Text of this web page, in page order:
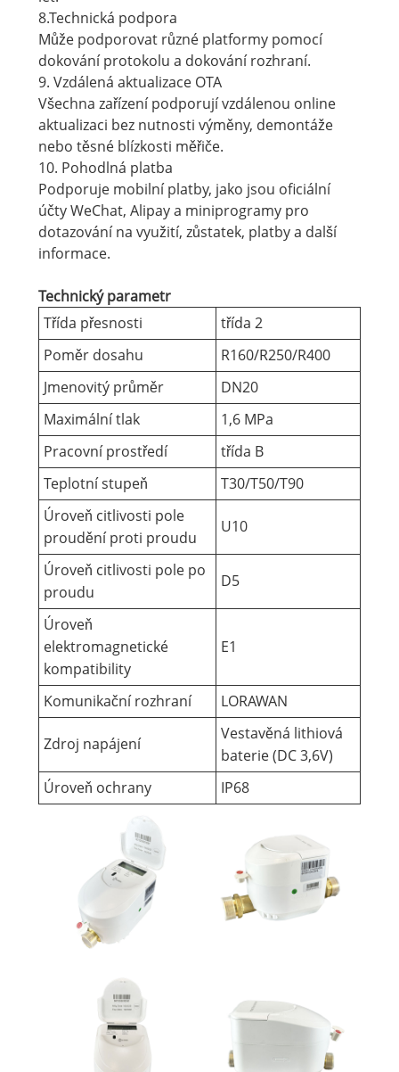
8.Technická podpora
Může podporovat různé platformy pomocí
dokování protokolu a dokování rozhraní.
9. Vzdálená aktualizace OTA
Všechna zařízení podporují vzdálenou online
aktualizaci bez nutnosti výměny, demontáže
nebo těsné blízkosti měřiče.
10. Pohodlná platba
Podporuje mobilní platby, jako jsou oficiální
účty WeChat, Alipay a miniprogramy pro
dotazování na využití, zůstatek, platby a další
informace.
Technický parametr
Třída přesnosti
třída 2
Poměr dosahu
R160/R250/R400
Jmenovitý průměr
DN20
Maximální tlak
1,6 MPa
Pracovní prostředí
třída B
Teplotní stupeň
T30/T50/T90
Úroveň citlivosti pole
proudění proti proudu
U10
Úroveň citlivosti pole po
proudu
D5
Úroveň
elektromagnetické
kompatibility
E1
Komunikační rozhraní LORAWAN
Zdroj napájení
Vestavěná lithiová
baterie (DC 3,6V)
Úroveň ochrany
IP68